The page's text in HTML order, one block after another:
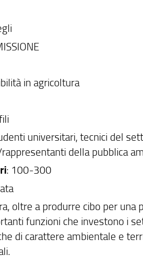
in agricoltura
universitari, tecnici del
della pubblica
: 100-300
oltre a produrre cibo per
funzioni che investono i
di carattere ambientale e